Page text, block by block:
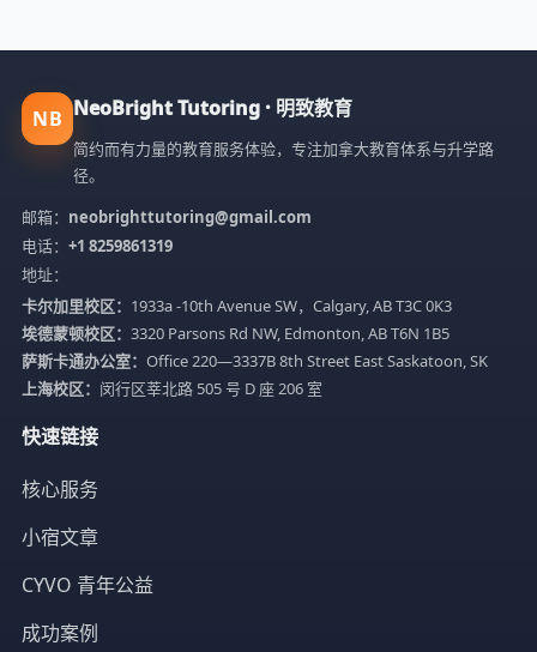
NB NeoBright Tutoring · 明致教育
简约而有力量的教育服务体验，专注加拿大教育体系与升学路
径。
邮箱： neobrighttutoring@gmail.com
电话： +1 8259861319
地址：
卡尔加里校区： 1933a -10th Avenue SW，Calgary, AB T3C 0K3
埃德蒙顿校区： 3320 Parsons Rd NW, Edmonton, AB T6N 1B5
萨斯卡通办公室： Office 220—3337B 8th Street East Saskatoon, SK
上海校区： 闵行区莘北路 505 号 D 座 206 室
快速链接
核心服务
小宿文章
CYVO 青年公益
成功案例